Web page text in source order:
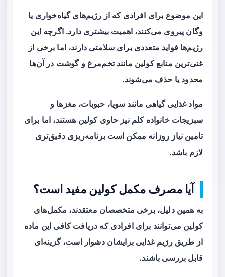
این موضوع برای افرادی که از رژیم‌های گیاه‌خواری یا
وگان پیروی می‌کنند، اهمیت بیشتری دارد. اگرچه این
رژیم‌ها فواید متعددی برای سلامتی دارند، اما برخی از
غنی‌ترین منابع کولین مانند تخم‌مرغ و گوشت در آن‌ها
محدود یا حذف می‌شوند.
مواد غذایی گیاهی مانند سویا، حبوبات، مغزها و
سبزیجات خانواده کلم نیز حاوی کولین هستند، اما برای
تامین نیاز روزانه ممکن است برنامه‌ریزی دقیق‌تری
لازم باشد.
آیا مصرف مکمل کولین مفید است؟
به همین دلیل، برخی متخصصان معتقدند، مکمل‌های
کولین می‌توانند برای افرادی که دریافت کافی این ماده
از طریق رژیم غذایی برایشان دشوار است، گزینه‌ای
قابل بررسی باشند.